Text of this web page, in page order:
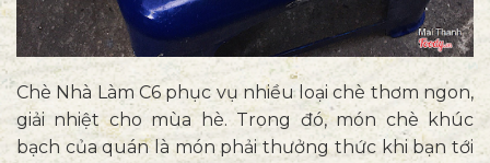
Chè Nhà Làm C6 phục vụ nhiều loại chè thơm ngon,
giải nhiệt cho mùa hè. Trong đó, món chè khúc
bạch của quán là món phải thưởng thức khi bạn tới